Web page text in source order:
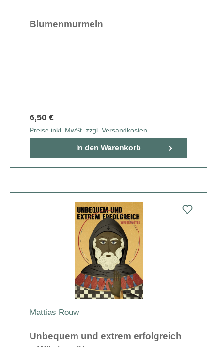
Blumenmurmeln
6,50 €
Preise inkl. MwSt. zzgl. Versandkosten
In den Warenkorb
Mattias Rouw
Unbequem und extrem erfolgreich